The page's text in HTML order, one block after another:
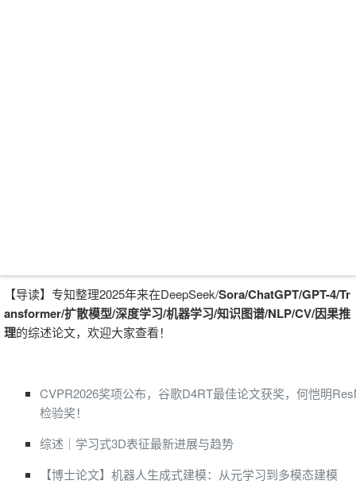
【导读】专知整理2025年来在DeepSeek/Sora/ChatGPT/GPT-4/Tr
ansformer/扩散模型/深度学习/机器学习/知识图谱/NLP/CV/因果推
理的综述论文，欢迎大家查看！
CVPR2026奖项公布，谷歌D4RT最佳论文获奖，何恺明
检验奖！
综述｜学习式3D表征最新进展与趋势
【博士论文】机器人生成式建模：从元学习到多模态建模